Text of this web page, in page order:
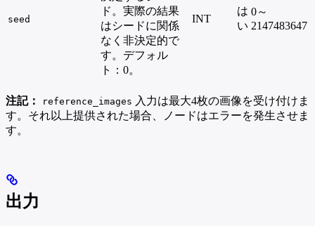
seed
ド。実際の結果
はシードに関係
なく非決定的で
す。デフォル
ト：0。
INT
は
い
0～
2147483647
注記： reference_images 入力は最大4枚の画像を受け付けま
す。それ以上提供された場合、ノードはエラーを発生させま
す。
出力